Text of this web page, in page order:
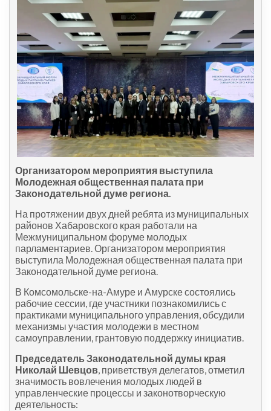
Организатором мероприятия выступила
Молодежная общественная палата при
Законодательной думе региона.
На протяжении двух дней ребята из муниципальных
районов Хабаровского края работали на
Межмуниципальном форуме молодых
парламентариев. Организатором мероприятия
выступила Молодежная общественная палата при
Законодательной думе региона.
В Комсомольске-на-Амуре и Амурске состоялись
рабочие сессии, где участники познакомились с
практиками муниципального управления, обсудили
механизмы участия молодежи в местном
самоуправлении, грантовую поддержку инициатив.
Председатель Законодательной думы края
Николай Шевцов, приветствуя делегатов, отметил
значимость вовлечения молодых людей в
управленческие процессы и законотворческую
деятельность: